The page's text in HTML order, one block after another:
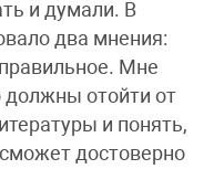
и думали. В
два мнения:
Мне
отойти от
и понять,
достоверно